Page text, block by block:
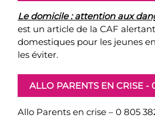
Le domicile : attention aux
est un article de la CAF
domestiques pour les jeunes
les éviter.
ALLO PARENTS EN CRISE -
Allo Parents en crise – 0 805